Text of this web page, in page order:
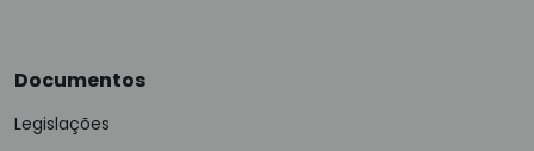
Documentos
Legislações